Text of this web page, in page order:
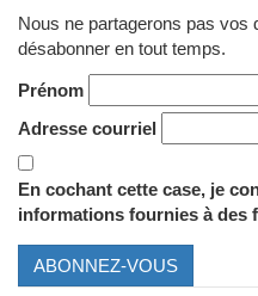
Nous ne partagerons pas vos
désabonner en tout temps.
Prénom
Adresse courriel
En cochant cette case, je
informations fournies à des
ABONNEZ-VOUS